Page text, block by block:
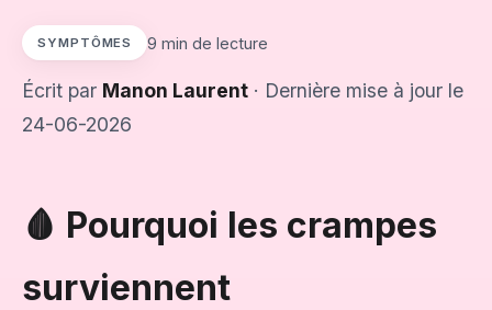
SYMPTÔMES 9 min de lecture
Écrit par Manon Laurent · Dernière mise à jour le
24-06-2026
🩸 Pourquoi les crampes
surviennent